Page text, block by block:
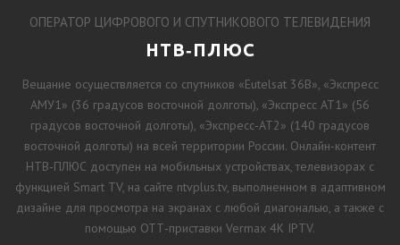
ОПЕРАТОР ЦИФРОВОГО И СПУТНИКОВОГО ТЕЛЕВИДЕНИЯ
НТВ‑ПЛЮС
Вещание осуществляется со спутников «Eutelsat 36B», «Экспресс
АМУ1» (36 градусов восточной долготы), «Экспресс АТ1» (56
градусов восточной долготы), «Экспресс‑АТ2» (140 градусов
восточной долготы) на всей территории России. Онлайн‑контент
НТВ‑ПЛЮС доступен на мобильных устройствах, телевизорах с
функцией Smart TV, на сайте ntvplus.tv, выполненном в адаптивном
дизайне для просмотра на экранах с любой диагональю, а также с
помощью ОТТ‑приставки Vermax 4K IPTV.